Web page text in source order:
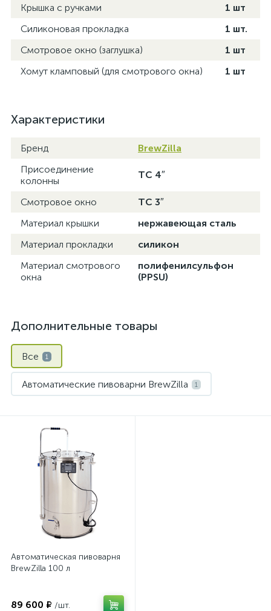
Крышка с ручками
1 шт
Силиконовая прокладка
1 шт.
Смотровое окно (заглушка)
1 шт
Хомут кламповый (для смотрового окна)
1 шт
Характеристики
Бренд
BrewZilla
Присоединение
колонны
TC 4″
Смотровое окно
TC 3″
Материал крышки
нержавеющая сталь
Материал прокладки
силикон
Материал смотрового
окна
полифенилсульфон
(PPSU)
Дополнительные товары
Все 1
Автоматические пивоварни BrewZilla 1
Автоматическая пивоварня
BrewZilla 100 л
89 600 ₽ /шт.